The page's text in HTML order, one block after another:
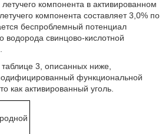
компонента в активированном
компонента составляет 3,0% по
беспроблемный потенциал
водорода свинцово-кислотной
3, описанных ниже,
функциональной
как активированный уголь.